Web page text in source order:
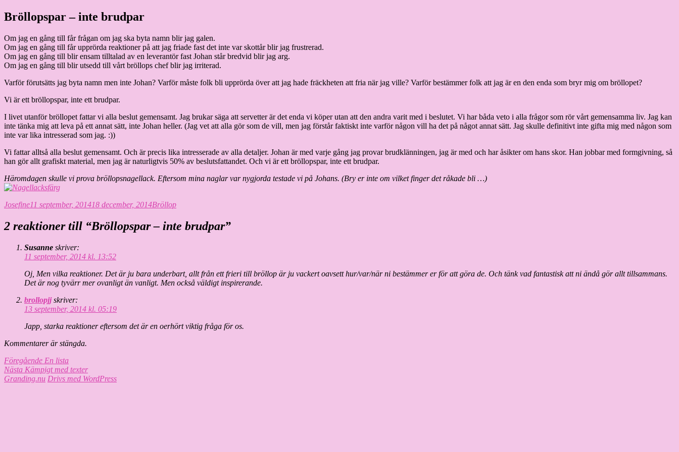
Hoppa
till
Granding.nu
Bröllopspar – inte brudpar
Om jag en gång till får frågan om jag ska byta namn blir jag galen.
Om jag en gång till får upprörda reaktioner på att jag friade fast det inte var skottår blir jag frustrerad.
Om jag en gång till blir ensam tilltalad av en leverantör fast Johan står bredvid blir jag arg.
Om jag en gång till blir utsedd till vårt bröllops chef blir jag irriterad.
Varför förutsätts jag byta namn men inte Johan? Varför måste folk bli upprörda över att jag hade fräckheten att fria när jag ville? Varför bestämmer folk att jag är en den enda som bryr mig om bröllopet?
Vi är ett bröllopspar, inte ett brudpar.
I livet utanför bröllopet fattar vi alla beslut gemensamt. Jag brukar säga att servetter är det enda vi köper utan att den andra varit med i beslutet. Vi har båda veto i alla frågor som rör vårt gemensamma liv. Jag kan
inte tänka mig att leva på ett annat sätt, inte Johan heller. (Jag vet att alla gör som de vill, men jag förstår faktiskt inte varför någon vill ha det på något annat sätt. Jag skulle definitivt inte gifta mig med någon som
inte var lika intresserad som jag. :))
Vi fattar alltså alla beslut gemensamt. Och är precis lika intresserade av alla detaljer. Johan är med varje gång jag provar brudklänningen, jag är med och har åsikter om hans skor. Han jobbar med formgivning, så
han gör allt grafiskt material, men jag är naturligtvis 50% av beslutsfattandet. Och vi är ett bröllopspar, inte ett brudpar.
Häromdagen skulle vi prova bröllopsnagellack. Eftersom mina naglar var nygjorda testade vi på Johans. (Bry er inte om vilket finger det råkade bli …)
Författare
JosefinePublicerat
11 september, 201418 december, 2014Kategorier
Bröllop
2 reaktioner till “Bröllopspar – inte brudpar”
Susanne skriver:
11 september, 2014 kl. 13:52
Oj, Men vilka reaktioner. Det är ju bara underbart, allt från ett frieri till bröllop är ju vackert oavsett hur/var/när ni bestämmer er för att göra de. Och tänk vad fantastisk att ni ändå gör allt tillsammans.
Det är nog tyvärr mer ovanligt än vanligt. Men också väldigt inspirerande.
brollopjj skriver:
13 september, 2014 kl. 05:19
Japp, starka reaktioner eftersom det är en oerhört viktig fråga för os.
Kommentarer är stängda.
Inläggsnavigering
Föregående Föregående
inlägg:
En lista
Nästa Nästa
inlägg:
Kämpigt med texter
Granding.nu Drivs med WordPress